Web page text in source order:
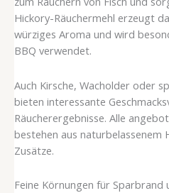
Hickory-Räuchermehl erzeugt
würziges Aroma und wird
BBQ verwendet.
Auch Kirsche, Wacholder oder
bieten interessante
Räucherergebnisse. Alle
bestehen aus naturbelassenem
Zusätze.
Feine Körnungen für Sparbrand